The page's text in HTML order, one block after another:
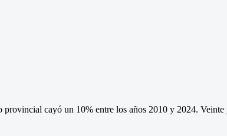
cayó un 10% entre los años 2010 y 2024.